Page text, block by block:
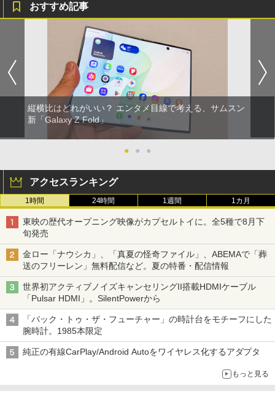
おすすめ記事
縦横比はどれがいい？ エンタメ目線で考える、サムスン
新「Galaxy Z Fold」
● ● ●
アクセスランキング
1時間 24時間 1週間 1カ月
東映の歴代オープニング映像がカプセルトイに。全5種で8月下
旬発売
金ロー「ナウシカ」、「真夏の怪奇ファイル」、ABEMAで「葬
送のフリーレン」無料配信など。夏の特番・配信情報
世界初アクティブノイズキャンセリングII搭載HDMIケーブル
「Pulsar HDMI」。SilentPowerから
「バック・トゥ・ザ・フューチャー」の時計台をモチーフにした
腕時計。1985本限定
純正の有線CarPlay/Android Autoをワイヤレス化するアダプタ
もっと見る